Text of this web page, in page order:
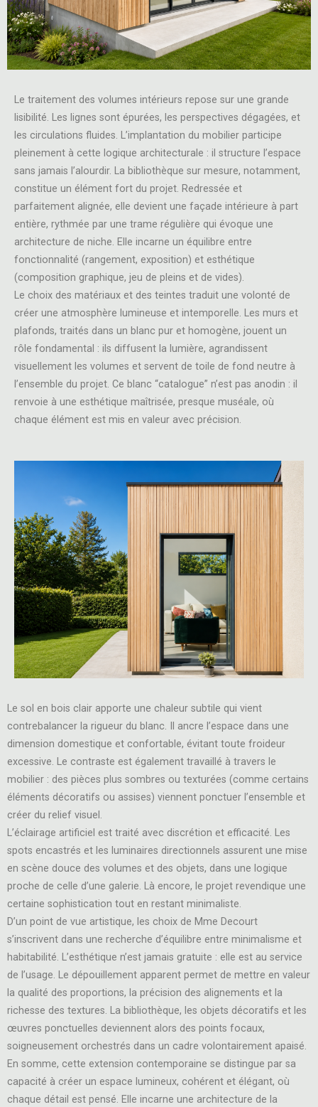
Le traitement des volumes intérieurs repose sur une grande
lisibilité. Les lignes sont épurées, les perspectives dégagées, et
les circulations fluides. L’implantation du mobilier participe
pleinement à cette logique architecturale : il structure l’espace
sans jamais l’alourdir. La bibliothèque sur mesure, notamment,
constitue un élément fort du projet. Redressée et
parfaitement alignée, elle devient une façade intérieure à part
entière, rythmée par une trame régulière qui évoque une
architecture de niche. Elle incarne un équilibre entre
fonctionnalité (rangement, exposition) et esthétique
(composition graphique, jeu de pleins et de vides).
Le choix des matériaux et des teintes traduit une volonté de
créer une atmosphère lumineuse et intemporelle. Les murs et
plafonds, traités dans un blanc pur et homogène, jouent un
rôle fondamental : ils diffusent la lumière, agrandissent
visuellement les volumes et servent de toile de fond neutre à
l’ensemble du projet. Ce blanc “catalogue” n’est pas anodin : il
renvoie à une esthétique maîtrisée, presque muséale, où
chaque élément est mis en valeur avec précision.
Le sol en bois clair apporte une chaleur subtile qui vient
contrebalancer la rigueur du blanc. Il ancre l’espace dans une
dimension domestique et confortable, évitant toute froideur
excessive. Le contraste est également travaillé à travers le
mobilier : des pièces plus sombres ou texturées (comme certains
éléments décoratifs ou assises) viennent ponctuer l’ensemble et
créer du relief visuel.
L’éclairage artificiel est traité avec discrétion et efficacité. Les
spots encastrés et les luminaires directionnels assurent une mise
en scène douce des volumes et des objets, dans une logique
proche de celle d’une galerie. Là encore, le projet revendique une
certaine sophistication tout en restant minimaliste.
D’un point de vue artistique, les choix de Mme Decourt
s’inscrivent dans une recherche d’équilibre entre minimalisme et
habitabilité. L’esthétique n’est jamais gratuite : elle est au service
de l’usage. Le dépouillement apparent permet de mettre en valeur
la qualité des proportions, la précision des alignements et la
richesse des textures. La bibliothèque, les objets décoratifs et les
œuvres ponctuelles deviennent alors des points focaux,
soigneusement orchestrés dans un cadre volontairement apaisé.
En somme, cette extension contemporaine se distingue par sa
capacité à créer un espace lumineux, cohérent et élégant, où
chaque détail est pensé. Elle incarne une architecture de la